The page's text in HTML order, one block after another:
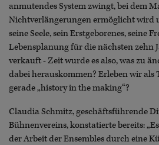
anmutendes System zwingt, bei dem
Nichtverlängerungen ermöglicht wird
seine Seele, sein Erstgeborenes, seine
Lebensplanung für die nächsten zehn
verkauft - Zeit wurde es also, was zu
dabei herauskommen? Erleben wir als
gerade „history in the making“?
Claudia Schmitz, geschäftsführende
Bühnenvereins, konstatierte bereits:
der Arbeit der Ensembles durch eine